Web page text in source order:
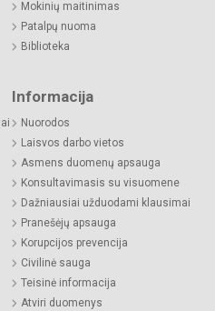
Mokinių maitinimas
Patalpų nuoma
Biblioteka
Informacija
Nuorodos
Laisvos darbo vietos
Asmens duomenų apsauga
Konsultavimasis su visuomene
Dažniausiai užduodami klausimai
Pranešėjų apsauga
Korupcijos prevencija
Civilinė sauga
Teisinė informacija
Atviri duomenys